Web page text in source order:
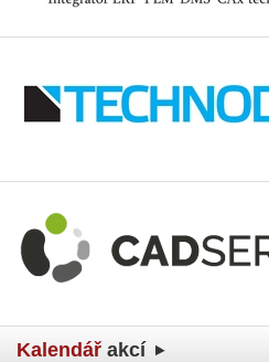
Kalendář akcí